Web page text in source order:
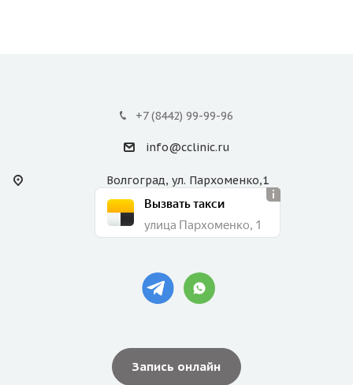
+7 (8442) 99-99-96
info@cclinic.ru
Волгоград, ул. Пархоменко,1
Вызвать такси
улица Пархоменко, 1
Запись онлайн